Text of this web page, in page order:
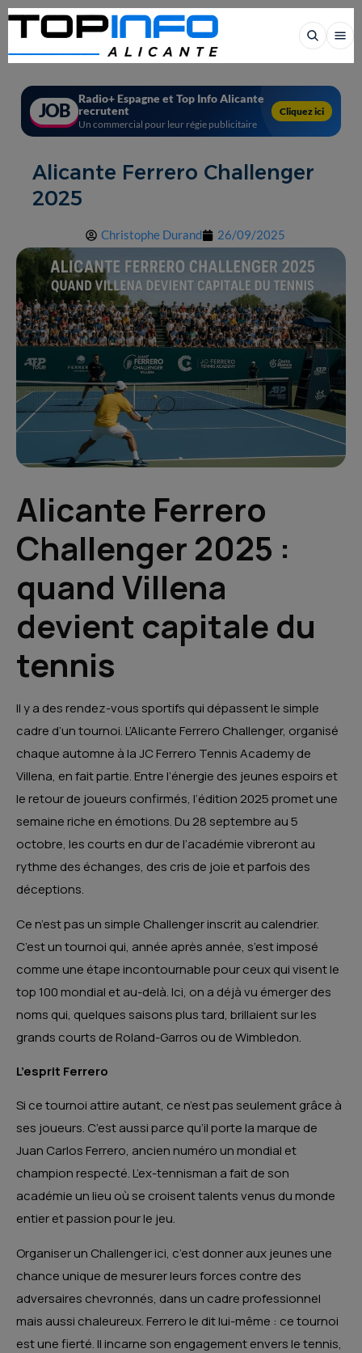
JOB
Radio+ Espagne et Top Info Alicante
recrutent
Un commercial pour leur régie publicitaire
Cliquez ici
Alicante Ferrero Challenger
2025
Christophe Durand 26/09/2025
Alicante Ferrero
Challenger 2025 :
quand Villena
devient capitale du
tennis
Il y a des rendez-vous sportifs qui dépassent le simple
cadre d’un tournoi. L’Alicante Ferrero Challenger, organisé
chaque automne à la JC Ferrero Tennis Academy de
Villena, en fait partie. Entre l’énergie des jeunes espoirs et
le retour de joueurs confirmés, l’édition 2025 promet une
semaine riche en émotions. Du 28 septembre au 5
octobre, les courts en dur de l’académie vibreront au
rythme des échanges, des cris de joie et parfois des
déceptions.
Ce n’est pas un simple Challenger inscrit au calendrier.
C’est un tournoi qui, année après année, s’est imposé
comme une étape incontournable pour ceux qui visent le
top 100 mondial et au-delà. Ici, on a déjà vu émerger des
noms qui, quelques saisons plus tard, brillaient sur les
grands courts de Roland-Garros ou de Wimbledon.
L’esprit Ferrero
Si ce tournoi attire autant, ce n’est pas seulement grâce à
ses joueurs. C’est aussi parce qu’il porte la marque de
Juan Carlos Ferrero, ancien numéro un mondial et
champion respecté. L’ex-tennisman a fait de son
académie un lieu où se croisent talents venus du monde
entier et passion pour le jeu.
Organiser un Challenger ici, c’est donner aux jeunes une
chance unique de mesurer leurs forces contre des
adversaires chevronnés, dans un cadre professionnel
mais aussi chaleureux. Ferrero le dit lui-même : ce tournoi
est une fierté. Il incarne son engagement envers le tennis,